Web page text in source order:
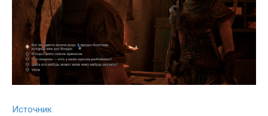
Источник